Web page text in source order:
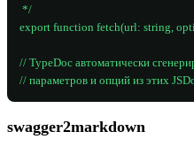
*/
export function fetch(url: string,
// TypeDoc автоматически
// параметров и опций из этих
swagger2markdown